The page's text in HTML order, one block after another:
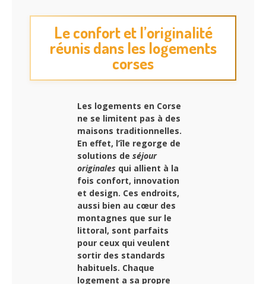
Le confort et l’originalité
réunis dans les logements
corses
Les logements en Corse
ne se limitent pas à des
maisons traditionnelles.
En effet, l’île regorge de
solutions de séjour
originales qui allient à la
fois confort, innovation
et design. Ces endroits,
aussi bien au cœur des
montagnes que sur le
littoral, sont parfaits
pour ceux qui veulent
sortir des standards
habituels. Chaque
logement a sa propre